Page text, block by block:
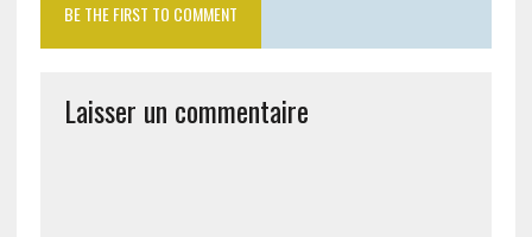
BE THE FIRST TO COMMENT
Laisser un commentaire